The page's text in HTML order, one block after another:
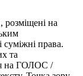
розміщені на
суміжні права.
та
на ГОЛОС /